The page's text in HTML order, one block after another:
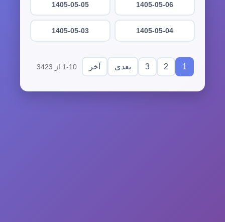
1405-05-06
1405-05-05
1405-05-04
1405-05-03
1
2
3 بعدی آخر 1-10 از 3423